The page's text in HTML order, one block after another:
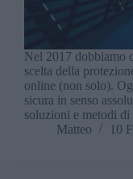
Nel 2017 dobbiamo
scelta della
online (non solo).
sicura in senso
soluzioni e metodi
Matteo
10